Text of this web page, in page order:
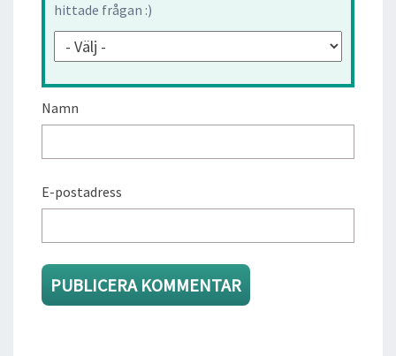
hittade frågan :)
Namn
E-postadress